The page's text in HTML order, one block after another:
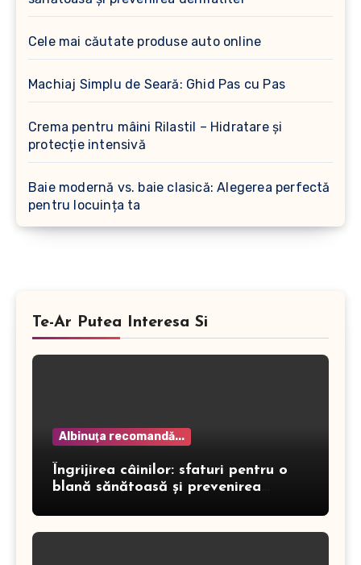
Cele mai căutate produse auto online
Machiaj Simplu de Seară: Ghid Pas cu Pas
Crema pentru mâini Rilastil – Hidratare și
protecție intensivă
Baie modernă vs. baie clasică: Alegerea perfectă
pentru locuința ta
Te-Ar Putea Interesa Si
Albinuţa recomandă...
Îngrijirea câinilor: sfaturi pentru o
blană sănătoasă și prevenirea